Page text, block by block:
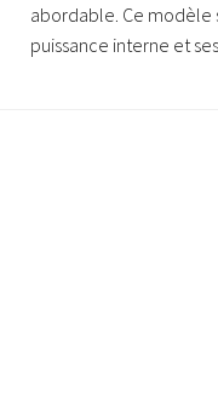
abordable. Ce modèle
puissance interne et